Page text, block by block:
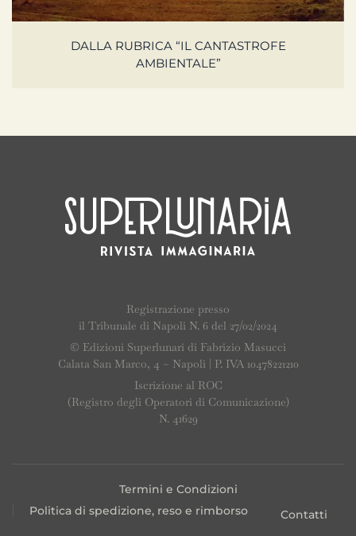
DALLA RUBRICA “IL CANTASTROFE
AMBIENTALE”
Registrazione presso
il Tribunale di Napoli N. 6 del 27/02/2024
© Edizioni Superlunari di Fabrizio Masucci
Calata San Marco, 4 – Napoli | P. IVA 10478221210
Iscrizione al ROC
(Registro degli Operatori di Comunicazione)
N. 41629
Termini e Condizioni
Politica di spedizione, reso e rimborso
Contatti